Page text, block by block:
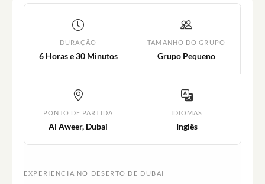
DURAÇÃO
6 Horas e 30 Minutos
TAMANHO DO GRUPO
Grupo Pequeno
PONTO DE PARTIDA
Al Aweer, Dubai
IDIOMAS
Inglês
EXPERIÊNCIA NO DESERTO DE DUBAI